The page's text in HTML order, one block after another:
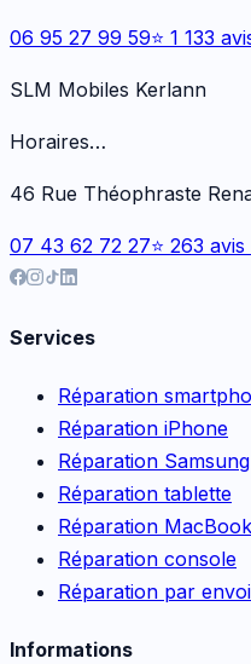
06 95 27 99 59⭐ 1 133
SLM Mobiles Kerlann
Horaires…
46 Rue Théophraste
07 43 62 72 27⭐ 263
Services
Réparation
Réparation iPhone
Réparation Samsung
Réparation tablette
Réparation MacBook
Réparation console
Réparation par
Informations